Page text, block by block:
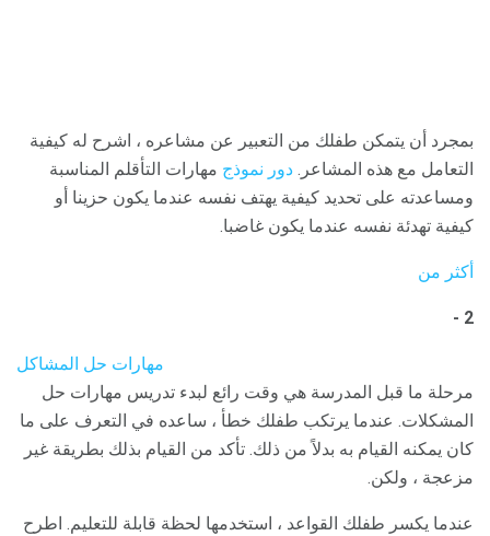
بمجرد أن يتمكن طفلك من التعبير عن مشاعره ، اشرح له كيفية
التعامل مع هذه المشاعر. دور نموذج مهارات التأقلم المناسبة
ومساعدته على تحديد كيفية يهتف نفسه عندما يكون حزينا أو
كيفية تهدئة نفسه عندما يكون غاضبا.
أكثر من
2 -
مهارات حل المشاكل
مرحلة ما قبل المدرسة هي وقت رائع لبدء تدريس مهارات حل
المشكلات. عندما يرتكب طفلك خطأ ، ساعده في التعرف على ما
كان يمكنه القيام به بدلاً من ذلك. تأكد من القيام بذلك بطريقة غير
مزعجة ، ولكن.
عندما يكسر طفلك القواعد ، استخدمها لحظة قابلة للتعليم. اطرح